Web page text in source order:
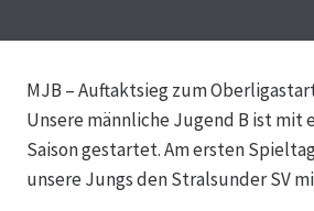
MJB – Auftaktsieg zum
Unsere männliche Jugend B ist mit
Saison gestartet. Am ersten
unsere Jungs den Stralsunder SV